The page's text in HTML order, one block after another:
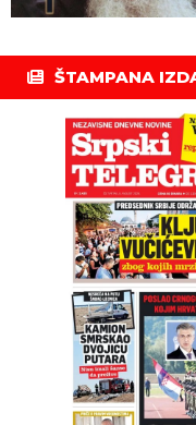
ŠTAMPANA